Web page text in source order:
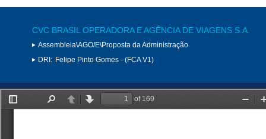
CVC BRASIL OPERADORA E AGÊNCIA DE VIAGENS S.A.
Assembleia\AGO/E\Proposta da Administração
DRI: Felipe Pinto Gomes - (FCA V1)